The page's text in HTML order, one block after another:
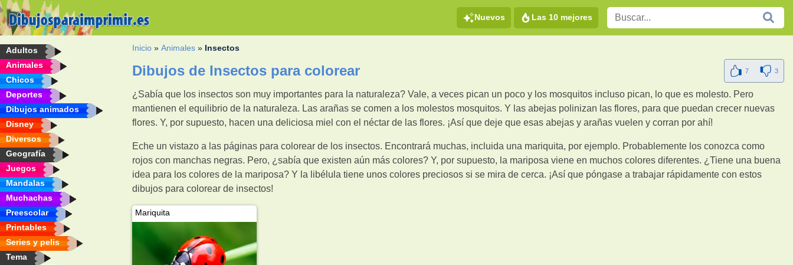
Nuevos Las 10 mejores
Adultos
Animales
Chicos
Deportes
Dibujos animados
Disney
Diversos
Geografía
Juegos
Mandalas
Muchachas
Preescolar
Printables
Series y pelis
Tema
Inicio »Animales » Insectos
Dibujos de Insectos para colorear 7 3
¿Sabía que los insectos son muy importantes para la naturaleza? Vale, a veces pican un poco y los mosquitos incluso pican, lo que es molesto. Pero
mantienen el equilibrio de la naturaleza. Las arañas se comen a los molestos mosquitos. Y las abejas polinizan las flores, para que puedan crecer nuevas
flores. Y, por supuesto, hacen una deliciosa miel con el néctar de las flores. ¡Así que deje que esas abejas y arañas vuelen y corran por ahí!
Eche un vistazo a las páginas para colorear de los insectos. Encontrará muchas, incluida una mariquita, por ejemplo. Probablemente los conozca como
rojos con manchas negras. Pero, ¿sabía que existen aún más colores? Y, por supuesto, la mariposa viene en muchos colores diferentes. ¿Tiene una buena
idea para los colores de la mariposa? Y la libélula tiene unos colores preciosos si se mira de cerca. ¡Así que póngase a trabajar rápidamente con estos
dibujos para colorear de insectos!
Mariquita